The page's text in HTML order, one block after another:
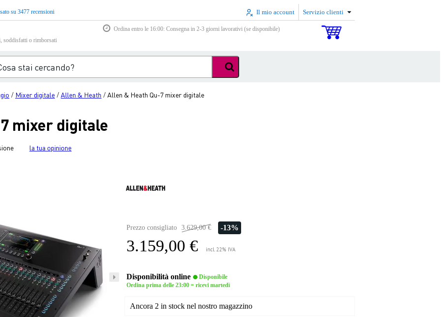
su 3477 recensioni Il mio account Servizio clienti
Ordina entro le 16:00: Consegna in 2-3 giorni lavorativi (se disponibile)
soddisfatti o rimborsati
/ Mixer digitale /Allen & Heath /Allen & Heath Qu-7 mixer digitale
mixer digitale
la tua opinione
Prezzo consigliato 3.629,00 € -13%
3.159,00 € incl. 22% IVA
Disponibilità online
Disponibile
Ordina prima delle 23:00 = ricevi martedì
Ancora 2 in stock nel nostro magazzino